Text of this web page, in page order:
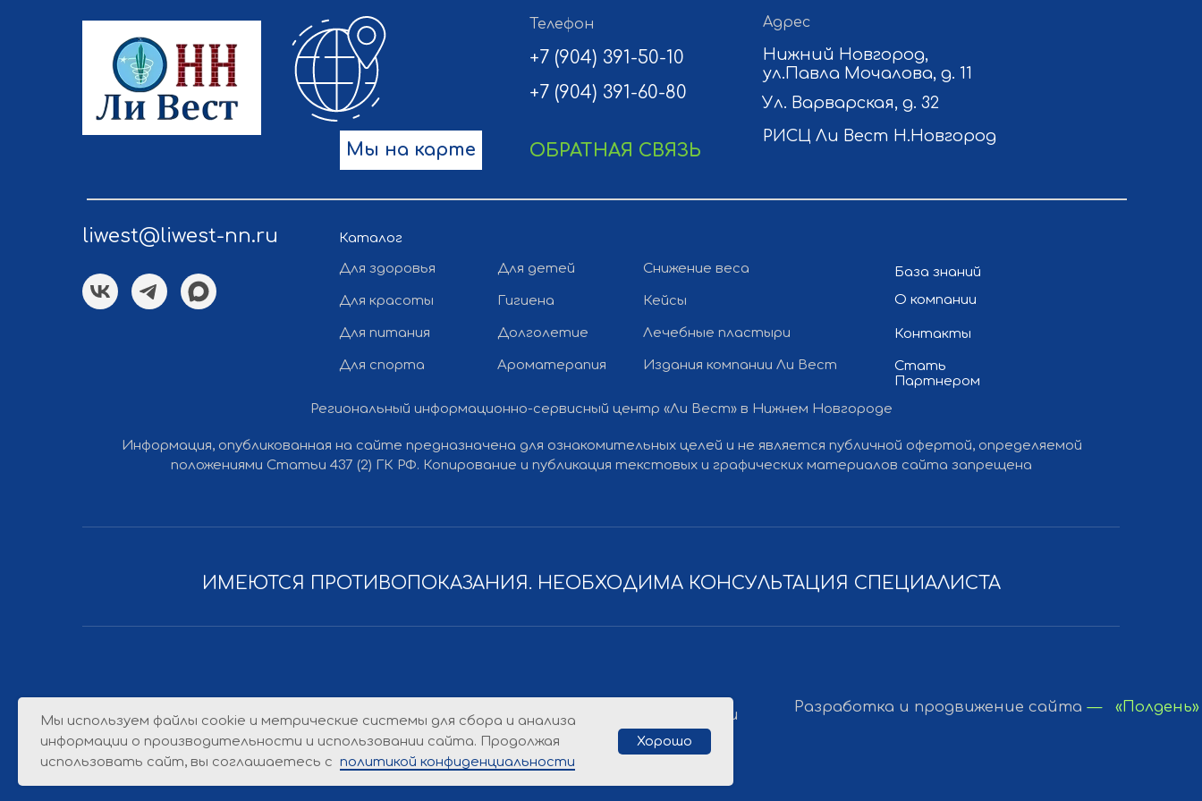
liwest@liwest-nn.ru
Телефон
+7 (904) 391-50-10
+7 (904) 391-60-80
ОБРАТНАЯ СВЯЗЬ
База знаний
О компании
Контакты
Стать
Партнером
Региональный информационно-сервисный центр «Ли Вест» в Нижнем Новгороде
Информация, опубликованная на сайте предназначена для ознакомительных целей и не является публичной офертой, определяемой
положениями Статьи 437 (2) ГК РФ. Копирование и публикация текстовых и графических материалов сайта запрещена
Снижение веса
Кейсы
Лечебные пластыри
Издания компании Ли Вест
Для детей
Гигиена
Долголетие
Ароматерапия
Каталог
Для здоровья
Для красоты
Для питания
Для спорта
Мы на карте
Адрес
Ул. Варварская, д. 32
Нижний Новгород,
ул.Павла Мочалова, д. 11
РИСЦ Ли Вест Н.Новгород
ИМЕЮТСЯ ПРОТИВОПОКАЗАНИЯ. НЕОБХОДИМА КОНСУЛЬТАЦИЯ СПЕЦИАЛИСТА
Все права защищены © 2012-2026 Ли Вест НН Политика конфиденциальности — «Полдень»
Разработка и продвижение сайта
Мы используем файлы cookie и метрические системы для сбора и анализа
информации о производительности и использовании сайта. Продолжая
использовать сайт, вы соглашаетесь с политикой конфиденциальности
Хорошо